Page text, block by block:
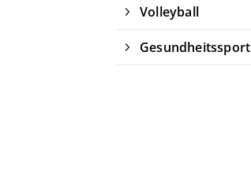
Volleyball
Gesundheitssport